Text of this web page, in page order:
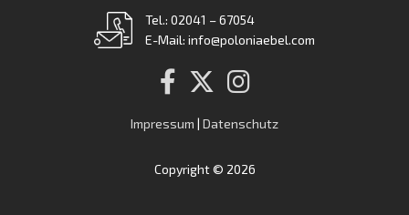
Tel.: 02041 – 67054
E-Mail: info@poloniaebel.com
Impressum | Datenschutz
Copyright © 2026